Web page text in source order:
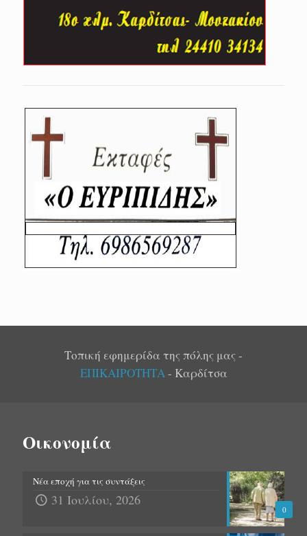
Τοπική εφημερίδα της πόλης μας -
ΕΠΙΚΑΙΡΟΤΗΤΑ- Καρδίτσα
Οικονομία
0
Νέα εποχή για τις συντάξεις
31 Ιουλίου, 2026